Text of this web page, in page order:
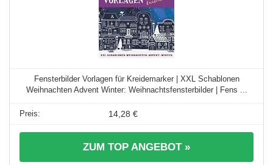
Fensterbilder Vorlagen für Kreidemarker | XXL Schablonen
Weihnachten Advent Winter: Weihnachtsfensterbilder | Fens ...
14,28 €
ZUM TOP ANGEBOT »